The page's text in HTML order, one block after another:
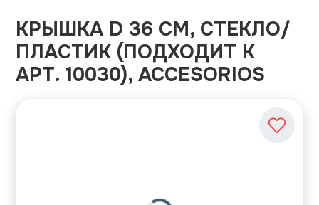
КРЫШКА D 36 СМ, СТЕКЛО/
ПЛАСТИК (ПОДХОДИТ К
АРТ. 10030), ACCESORIOS